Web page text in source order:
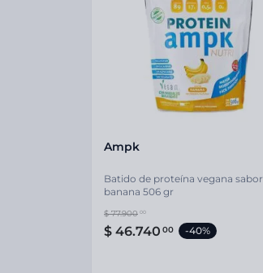
Ampk
Batido de proteína vegana sabor
banana 506 gr
$ 77.900 00
$ 46.740 00 -40%